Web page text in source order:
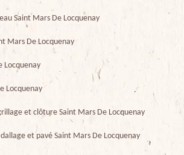
Saint Mars De Locquenay
Mars De Locquenay
Locquenay
Locquenay
et clôture Saint Mars De Locquenay
et pavé Saint Mars De Locquenay